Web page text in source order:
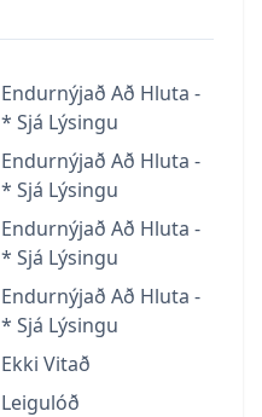
Endurnýjað Að Hluta -
* Sjá Lýsingu
Endurnýjað Að Hluta -
* Sjá Lýsingu
Endurnýjað Að Hluta -
* Sjá Lýsingu
Endurnýjað Að Hluta -
* Sjá Lýsingu
Ekki Vitað
Leigulóð